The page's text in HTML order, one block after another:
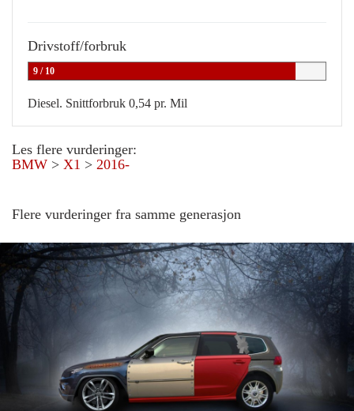
Drivstoff/forbruk
9 / 10
Diesel. Snittforbruk 0,54 pr. Mil
Les flere vurderinger:
BMW > X1 > 2016-
Flere vurderinger fra samme generasjon